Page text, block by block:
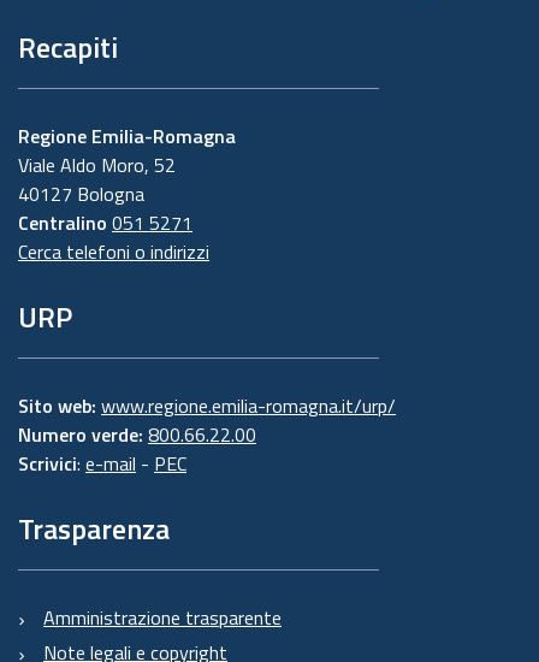
Recapiti
Regione Emilia-Romagna
Viale Aldo Moro, 52
40127 Bologna
Centralino 051 5271
Cerca telefoni o indirizzi
URP
Sito web: www.regione.emilia-romagna.it/urp/
Numero verde: 800.66.22.00
Scrivici: e-mail - PEC
Trasparenza
Amministrazione trasparente
Note legali e copyright